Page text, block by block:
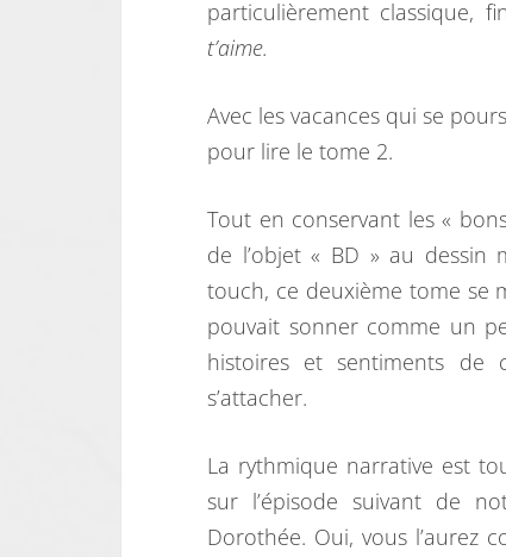
particulièrement classique,
t’aime.
Avec les vacances qui se
pour lire le tome 2.
Tout en conservant les «
de l’objet « BD » au dessin
touch, ce deuxième tome se
pouvait sonner comme un
histoires et sentiments de
s’attacher.
La rythmique narrative est
sur l’épisode suivant de
Dorothée. Oui, vous l’aurez